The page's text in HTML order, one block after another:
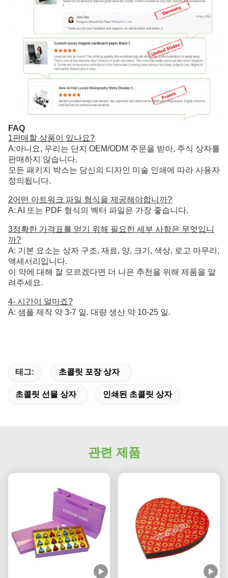
FAQ
1판매할 상품이 있나요?
A:아니요, 우리는 단지 OEM/ODM 주문을 받아, 주식 상자를
판매하지 않습니다.
모든 패키지 박스는 당신의 디자인 미술 인쇄에 따라 사용자
정의됩니다.
2어떤 아트워크 파일 형식을 제공해야합니까?
A: AI 또는 PDF 형식의 벡터 파일은 가장 좋습니다.
3정확한 가격표를 얻기 위해 필요한 세부 사항은 무엇입니
까?
A: 기본 요소는 상자 구조, 재료, 양, 크기, 색상, 로고 마무리,
액세서리입니다.
이 약에 대해 잘 모르겠다면 더 나은 추천을 위해 제품을 알
려주세요.
4- 시간이 얼마죠?
A: 샘플 제작 약 3-7 일. 대량 생산 약 10-25 일.
태그: 초콜릿 포장 상자
초콜릿 선물 상자 인쇄된 초콜릿 상자
관련 제품